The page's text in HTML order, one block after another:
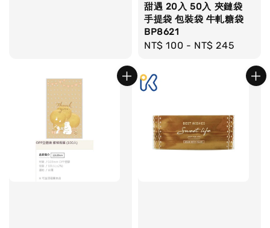
甜遇 20入 50入 夾鏈袋
手提袋 包裝袋 牛軋糖袋
BP8621
Regular
NT$ 100 - NT$ 245